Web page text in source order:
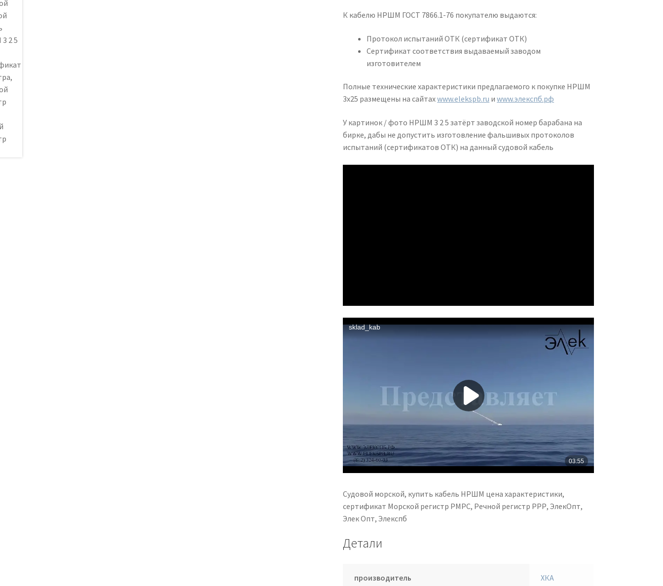
К кабелю НРШМ ГОСТ 7866.1-76 покупателю выдаются:
Протокол испытаний ОТК (сертификат ОТК)
Сертификат соответствия выдаваемый заводом
изготовителем
Полные технические характеристики предлагаемого к покупке НРШМ
3х25 размещены на сайтахwww.elekspb.ru иwww.элекспб.рф
У картинок / фото НРШМ 3 2 5 затёрт заводской номер барабана на
бирке, дабы не допустить изготовление фальшивых протоколов
испытаний (сертификатов ОТК) на данный судовой кабель
Судовой морской, купить кабель НРШМ цена характеристики,
сертификат Морской регистр РМРС, Речной регистр РРР, ЭлекОпт,
Элек Опт, Элекспб
Детали
производитель ХКА